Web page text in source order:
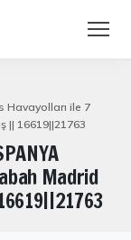
Havayolları ile 7
|| 16619||21763
Madrid